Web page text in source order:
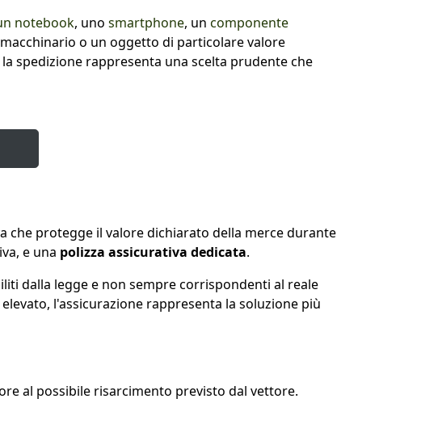
notebook, uno smartphone, un componente
o un oggetto di particolare valore
spedizione rappresenta una scelta prudente che
che protegge il valore dichiarato della merce durante
e una polizza assicurativa dedicata.
dalla legge e non sempre corrispondenti al reale
l'assicurazione rappresenta la soluzione più
al possibile risarcimento previsto dal vettore.